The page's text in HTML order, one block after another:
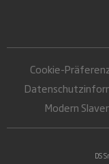
Cookie-
Modern
DS